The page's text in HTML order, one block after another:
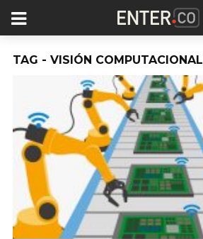
TAG - VISIÓN COMPUTACIONAL